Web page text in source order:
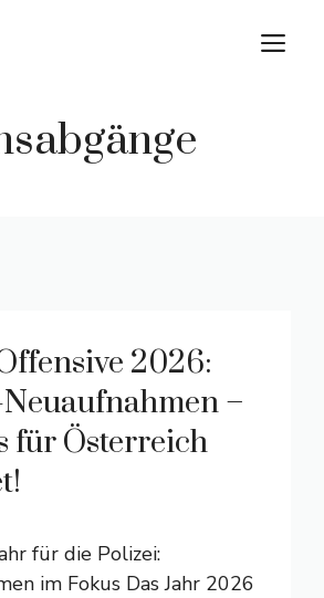
2026:
–
für Österreich
für die Polizei:
im Fokus Das Jahr 2026